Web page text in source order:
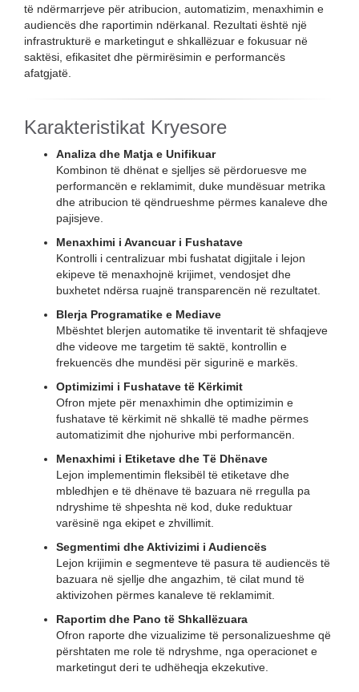
të ndërmarrjeve për atribucion, automatizim, menaxhimin e
audiencës dhe raportimin ndërkanal. Rezultati është një
infrastrukturë e marketingut e shkallëzuar e fokusuar në
saktësi, efikasitet dhe përmirësimin e performancës
afatgjatë.
Karakteristikat Kryesore
Analiza dhe Matja e Unifikuar
Kombinon të dhënat e sjelljes së përdoruesve me
performancën e reklamimit, duke mundësuar metrika
dhe atribucion të qëndrueshme përmes kanaleve dhe
pajisjeve.
Menaxhimi i Avancuar i Fushatave
Kontrolli i centralizuar mbi fushatat digjitale i lejon
ekipeve të menaxhojnë krijimet, vendosjet dhe
buxhetet ndërsa ruajnë transparencën në rezultatet.
Blerja Programatike e Mediave
Mbështet blerjen automatike të inventarit të shfaqjeve
dhe videove me targetim të saktë, kontrollin e
frekuencës dhe mundësi për sigurinë e markës.
Optimizimi i Fushatave të Kërkimit
Ofron mjete për menaxhimin dhe optimizimin e
fushatave të kërkimit në shkallë të madhe përmes
automatizimit dhe njohurive mbi performancën.
Menaxhimi i Etiketave dhe Të Dhënave
Lejon implementimin fleksibël të etiketave dhe
mbledhjen e të dhënave të bazuara në rregulla pa
ndryshime të shpeshta në kod, duke reduktuar
varësinë nga ekipet e zhvillimit.
Segmentimi dhe Aktivizimi i Audiencës
Lejon krijimin e segmenteve të pasura të audiencës të
bazuara në sjellje dhe angazhim, të cilat mund të
aktivizohen përmes kanaleve të reklamimit.
Raportim dhe Pano të Shkallëzuara
Ofron raporte dhe vizualizime të personalizueshme që
përshtaten me role të ndryshme, nga operacionet e
marketingut deri te udhëheqja ekzekutive.